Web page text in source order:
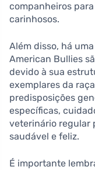
companheiros
carinhosos.
Além disso, há
American Bullies
devido à sua
exemplares da
predisposições
específicas,
veterinário regular
saudável e feliz.
É importante